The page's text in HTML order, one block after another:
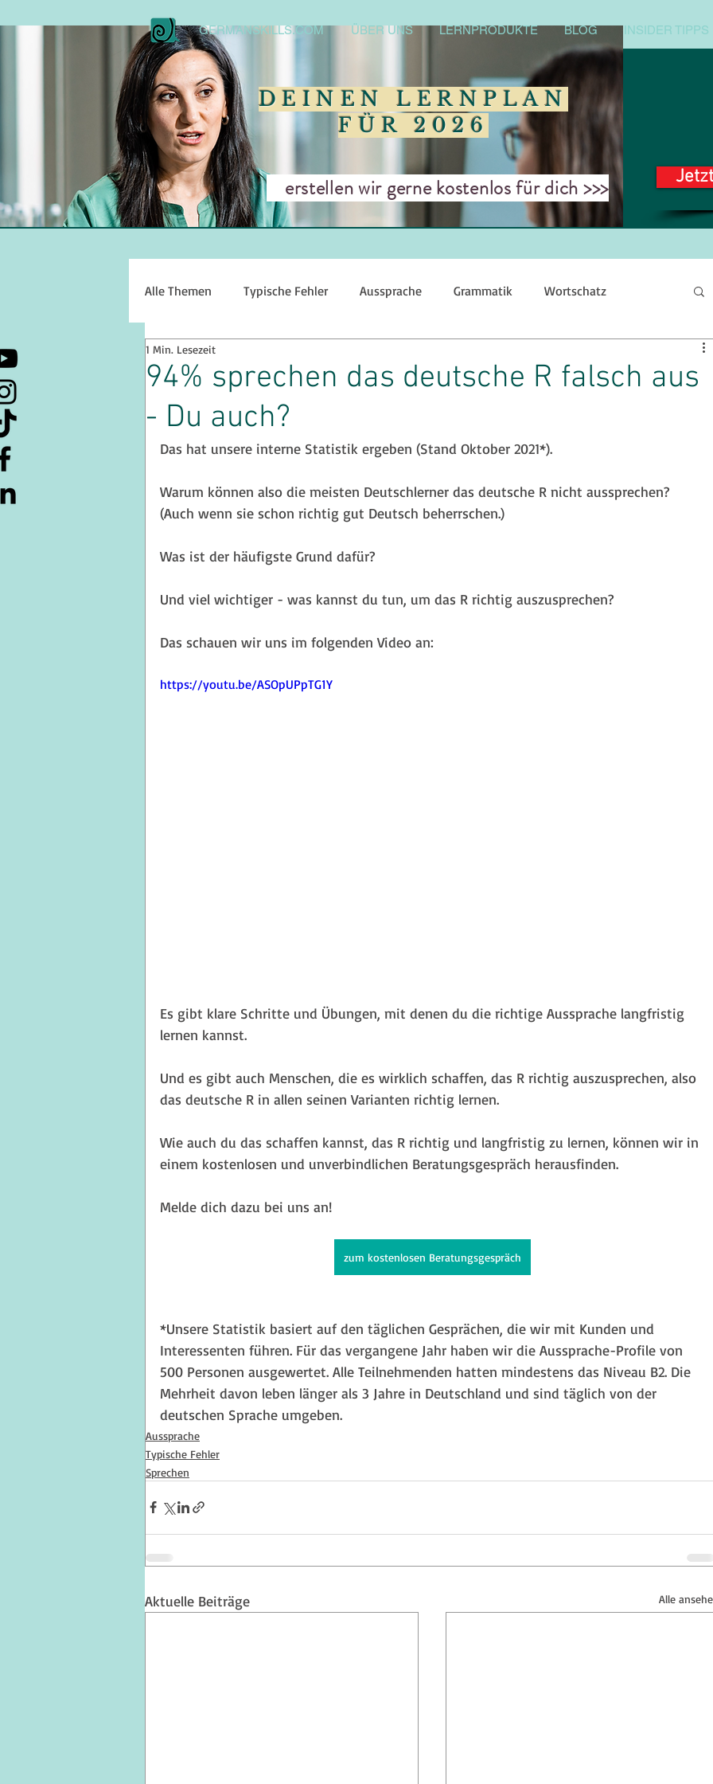
GERMANSKILLS.COM ÜBER UNS LERNPRODUKTE BLOG INSIDER TIPPS
erstellen wir gerne kostenlos für dich >>>
DEINEN LERNPLAN
FÜR 2026
Alle Themen Typische Fehler Aussprache Grammatik Wortschatz
Sprechen
Kulturelle Kuriositäten
94% sprechen das deutsche R falsch aus
- Du auch?
1 Min. Lesezeit
Das hat unsere interne Statistik ergeben (Stand Oktober 2021*).
Warum können also die meisten Deutschlerner das deutsche R nicht aussprechen?
(Auch wenn sie schon richtig gut Deutsch beherrschen.)
Was ist der häufigste Grund dafür?
Und viel wichtiger - was kannst du tun, um das R richtig auszusprechen?
Das schauen wir uns im folgenden Video an:
https://youtu.be/ASOpUPpTG1Y
Es gibt klare Schritte und Übungen, mit denen du die richtige Aussprache langfristig
lernen kannst.
Und es gibt auch Menschen, die es wirklich schaffen, das R richtig auszusprechen, also
das deutsche R in allen seinen Varianten richtig lernen.
Wie auch du das schaffen kannst, das R richtig und langfristig zu lernen, können wir in
einem kostenlosen und unverbindlichen Beratungsgespräch herausfinden.
Melde dich dazu bei uns an!
zum kostenlosen Beratungsgespräch
*Unsere Statistik basiert auf den täglichen Gesprächen, die wir mit Kunden und
Interessenten führen. Für das vergangene Jahr haben wir die Aussprache-Profile von
500 Personen ausgewertet. Alle Teilnehmenden hatten mindestens das Niveau B2. Die
Mehrheit davon leben länger als 3 Jahre in Deutschland und sind täglich von der
deutschen Sprache umgeben.
Aussprache
Typische Fehler
Sprechen
Aktuelle Beiträge Alle